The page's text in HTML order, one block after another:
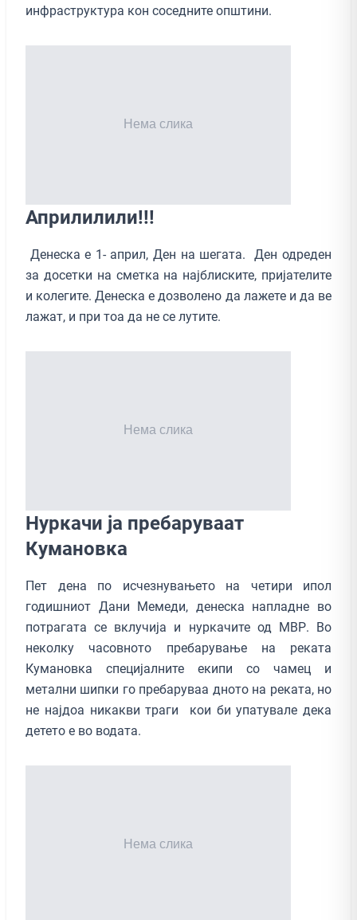
инфраструктура кон соседните општини.
Априлилили!!!
Денеска е 1- април, Ден на шегата. Ден одреден
за досетки на сметка на најблиските, пријателите
и колегите. Денеска е дозволено да лажете и да ве
лажат, и при тоа да не се лутите.
Нуркачи ја пребаруваат
Кумановка
Пет дена по исчезнувањето на четири ипол
годишниот Дани Мемеди, денеска напладне во
потрагата се вклучија и нуркачите од МВР. Во
неколку часовното пребарување на реката
Кумановка специјалните екипи со чамец и
метални шипки го пребаруваа дното на реката, но
не најдоа никакви траги кои би упатувале дека
детето е во водата.